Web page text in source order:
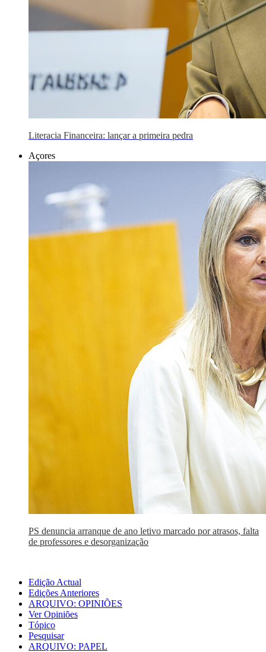
Literacia Financeira: lançar a primeira pedra
Açores
PS denuncia arranque de ano letivo marcado por atrasos, falta
de professores e desorganização
Edição Actual
Edições Anteriores
ARQUIVO: OPINIÕES
Ver Opiniões
Tópico
Pesquisar
ARQUIVO: PAPEL